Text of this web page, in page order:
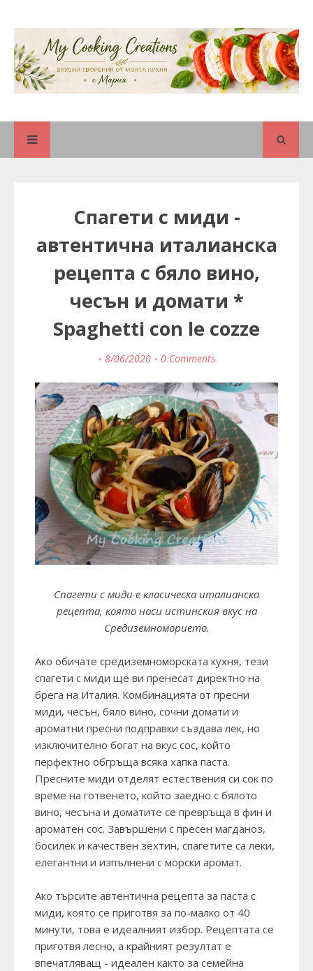
Спагети с миди -
автентична италианска
рецепта с бяло вино,
чесън и домати *
Spaghetti con le cozze
8/06/2020 0 Comments
Спагети с миди е класическа италианска
рецепта, която носи истинския вкус на
Средиземноморието.
Ако обичате средиземноморската кухня, тези
спагети с миди ще ви пренесат директно на
брега на Италия. Комбинацията от пресни
миди, чесън, бяло вино, сочни домати и
ароматни пресни подправки създава лек, но
изключително богат на вкус сос, който
перфектно обгръща всяка хапка паста.
Пресните миди отделят естествения си сок по
време на готвенето, който заедно с бялото
вино, чесъна и доматите се превръща в фин и
ароматен сос. Завършени с пресен магданоз,
босилек и качествен зехтин, спагетите са леки,
елегантни и изпълнени с морски аромат.
Ако търсите автентична рецепта за паста с
миди, която се приготвя за по-малко от 40
минути, това е идеалният избор. Рецептата се
приготвя лесно, а крайният резултат е
впечатляващ - идеален както за семейна